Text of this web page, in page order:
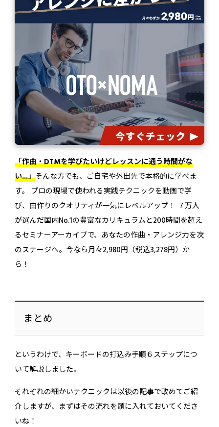
「作曲・DTMを学びたいけどレッスンに通う時間がな
い...」そんな方でも、ご自宅や外出先で本格的に学べま
す。 プロの現場で使われる実践テクニックを動画で学
び、曲作りのクオリティが一気にレベルアップ！ ７万人
が選んだ国内No.1の豊富なカリキュラムと200時間を超え
るセミナーアーカイブで、あなたの作曲・アレンジ力を次
のステージへ。今なら月々2,980円（税込3,278円）か
ら！
まとめ
というわけで、キーボードの打込み手順６ステップにつ
いて解説しました。
それぞれの細かいテクニックは以後の記事で改めてご紹
介しますが、まずはその流れを頭に入れておいてくださ
いね！